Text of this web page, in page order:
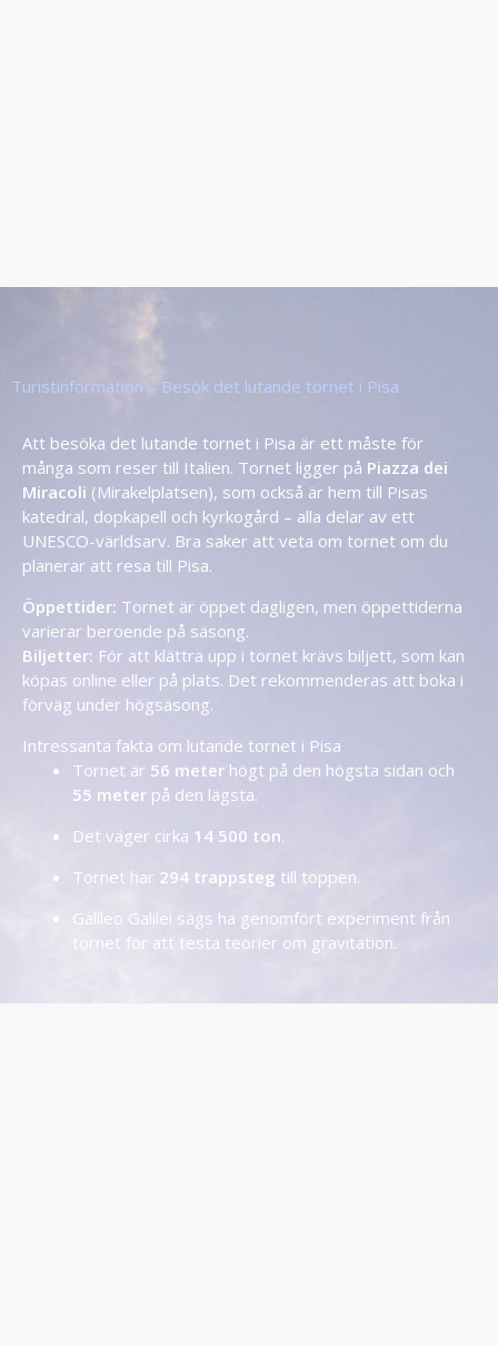
Turistinformation – Besök det lutande tornet i Pisa
Att besöka det lutande tornet i Pisa är ett måste för
många som reser till Italien. Tornet ligger på Piazza dei
Miracoli (Mirakelplatsen), som också är hem till Pisas
katedral, dopkapell och kyrkogård – alla delar av ett
UNESCO-världsarv. Bra saker att veta om tornet om du
planerar att resa till Pisa.
Öppettider: Tornet är öppet dagligen, men öppettiderna
varierar beroende på säsong.
Biljetter: För att klättra upp i tornet krävs biljett, som kan
köpas online eller på plats. Det rekommenderas att boka i
förväg under högsäsong.
Intressanta fakta om lutande tornet i Pisa
Tornet är 56 meter högt på den högsta sidan och
55 meter på den lägsta.
Det väger cirka 14 500 ton.
Tornet har 294 trappsteg till toppen.
Galileo Galilei sägs ha genomfört experiment från
tornet för att testa teorier om gravitation.